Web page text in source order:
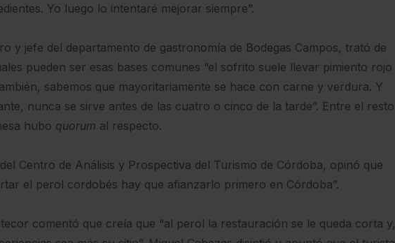
Yo luego lo intentaré mejorar siempre”.
y jefe del departamento de gastronomía de Bodegas Campos, trató de
pueden ser esas bases comunes “el sofrito suele llevar pimiento rojo
sabemos que mayoritariamente se hace con carne y verdura. Y
nunca se sirve antes de las cuatro o cinco de la tarde”. Entre el resto
hubo quorum al respecto.
Centro de Análisis y Prospectiva del Turismo de Córdoba, opinó que
el perol cordobés hay que afianzarlo primero en Córdoba”.
comentó que creía que “al perol la restauración se le queda corta y,